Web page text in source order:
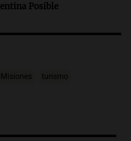
Posible
Misiones turismo